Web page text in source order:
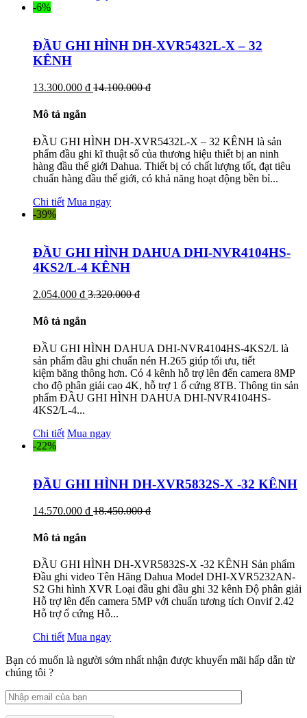
-6%
ĐẦU GHI HÌNH DH-XVR5432L-X – 32
KÊNH
13.300.000 đ 14.100.000 đ
Mô tả ngắn
ĐẦU GHI HÌNH DH-XVR5432L-X – 32 KÊNH là sản
phẩm đầu ghi kĩ thuật số của thương hiệu thiết bị an ninh
hàng đầu thế giới Dahua. Thiết bị có chất lượng tốt, đạt tiêu
chuẩn hàng đầu thế giới, có khả năng hoạt động bền bỉ...
Chi tiết Mua ngay
-39%
ĐẦU GHI HÌNH DAHUA DHI-NVR4104HS-
4KS2/L-4 KÊNH
2.054.000 đ 3.320.000 đ
Mô tả ngắn
ĐẦU GHI HÌNH DAHUA DHI-NVR4104HS-4KS2/L là
sản phẩm đầu ghi chuẩn nén H.265 giúp tối ưu, tiết
kiệm băng thông hơn. Có 4 kênh hỗ trợ lên đến camera 8MP
cho độ phân giải cao 4K, hỗ trợ 1 ổ cứng 8TB. Thông tin sản
phẩm ĐẦU GHI HÌNH DAHUA DHI-NVR4104HS-
4KS2/L-4...
Chi tiết Mua ngay
-22%
ĐẦU GHI HÌNH DH-XVR5832S-X -32 KÊNH
14.570.000 đ 18.450.000 đ
Mô tả ngắn
ĐẦU GHI HÌNH DH-XVR5832S-X -32 KÊNH Sản phẩm
Đầu ghi video Tên Hãng Dahua Model DHI-XVR5232AN-
S2 Ghi hình XVR Loại đầu ghi đầu ghi 32 kênh Độ phân giải
Hỗ trợ lên đến camera 5MP với chuẩn tương tích Onvif 2.42
Hỗ trợ ổ cứng Hỗ...
Chi tiết Mua ngay
Bạn có muốn là người sớm nhất nhận được khuyến mãi hấp dẫn từ
chúng tôi ?